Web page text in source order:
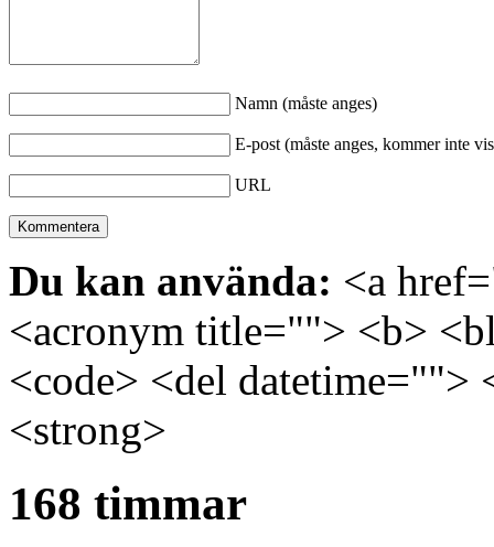
Namn (måste anges)
E-post (måste anges, kommer inte
URL
Du kan använda: <a
<acronym title=""> <b>
<code> <del
<strong>
168 timmar